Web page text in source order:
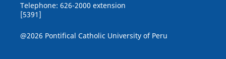
Telephone: 626-2000 extension
[5391]
@2026 Pontifical Catholic University of Peru